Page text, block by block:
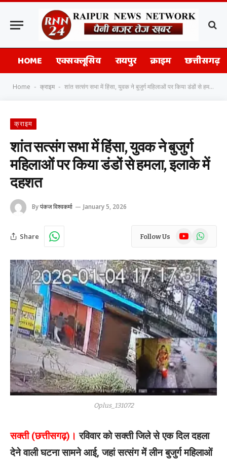
HOME एक्सक्लूसिव रायपुर क्राइम छत्तीसगढ़
Home - क्राइम - शांत सत्संग सभा में हिंसा, युवक ने बुजुर्ग महिलाओं पर किया डंडों से हमला, इलाके में दहशत
क्राइम
शांत सत्संग सभा में हिंसा, युवक ने बुजुर्ग
महिलाओं पर किया डंडों से हमला, इलाके में
दहशत
Byपंकज विश्वकर्मा January 5, 2026
Share Follow Us YouTubeWhatsApp
Oplus_131072
सक्ती (छत्तीसगढ़)। रविवार को सक्ती जिले से एक दिल दहला
देने वाली घटना सामने आई, जहां सत्संग में लीन बुजुर्ग महिलाओं